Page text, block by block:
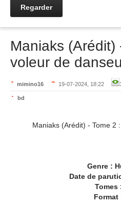
Regarder
Maniaks (Arédit)
voleur de
mimino16 19-07-2024, 18:22
bd
Maniaks (Arédit) - Tome 2
Genre :
Date de
Tomes
Format